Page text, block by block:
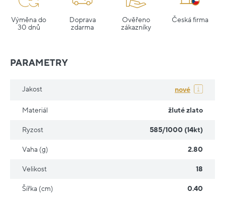
Výměna do
30 dnů
Doprava
zdarma
Ověřeno
zákazníky
Česká firma
PARAMETRY
Jakost nové
Materiál žluté zlato
Ryzost 585/1000 (14kt)
Vaha (g) 2.80
Velikost 18
Šířka (cm) 0.40